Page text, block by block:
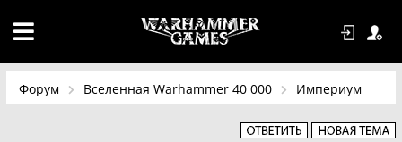
Форум Вселенная Warhammer 40 000 Империум